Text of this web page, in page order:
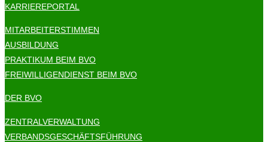
KARRIEREPORTAL
MITARBEITERSTIMMEN
AUSBILDUNG
PRAKTIKUM BEIM BVO
FREIWILLIGENDIENST BEIM BVO
DER BVO
ZENTRALVERWALTUNG
VERBANDSGESCHÄFTSFÜHRUNG